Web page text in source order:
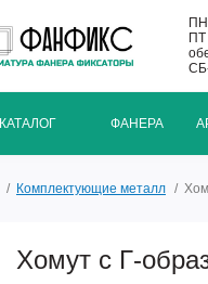
ПТ
КАТАЛОГ ФАНЕРА
Комплектующие металл
Хомут с Г-